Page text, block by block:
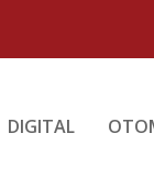
DIGITAL